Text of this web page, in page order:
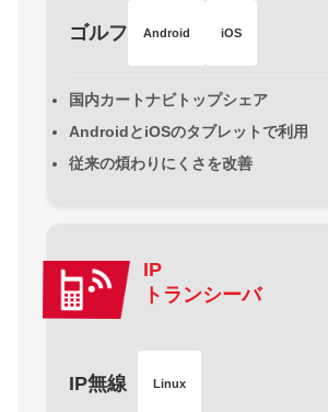
ゴルフ Android iOS
国内カートナビトップシェア
AndroidとiOSのタブレットで利用
従来の煩わりにくさを改善
IP
トランシーバ
IP無線 Linux